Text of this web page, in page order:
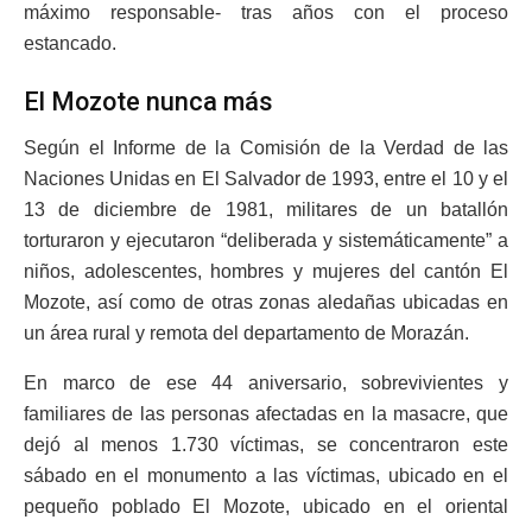
máximo responsable- tras años con el proceso
estancado.
El Mozote nunca más
Según el Informe de la Comisión de la Verdad de las
Naciones Unidas en El Salvador de 1993, entre el 10 y el
13 de diciembre de 1981, militares de un batallón
torturaron y ejecutaron “deliberada y sistemáticamente” a
niños, adolescentes, hombres y mujeres del cantón El
Mozote, así como de otras zonas aledañas ubicadas en
un área rural y remota del departamento de Morazán.
En marco de ese 44 aniversario, sobrevivientes y
familiares de las personas afectadas en la masacre, que
dejó al menos 1.730 víctimas, se concentraron este
sábado en el monumento a las víctimas, ubicado en el
pequeño poblado El Mozote, ubicado en el oriental